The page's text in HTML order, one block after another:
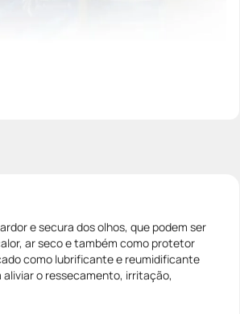
e secura dos olhos, que podem ser
ar seco e também como protetor
como lubrificante e reumidificante
o ressecamento, irritação,